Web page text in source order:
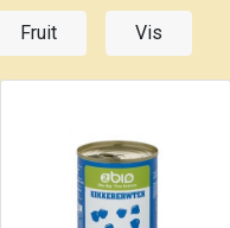
Fruit Vis